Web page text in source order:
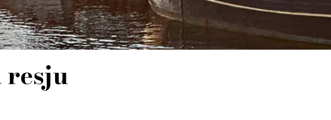
resju